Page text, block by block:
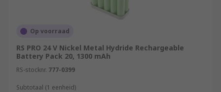
Op voorraad
RS PRO 24 V Nickel Metal Hydride Rechargeable
Battery Pack 20, 1300 mAh
RS-stocknr. 777-0399
Subtotaal (1 eenheid)